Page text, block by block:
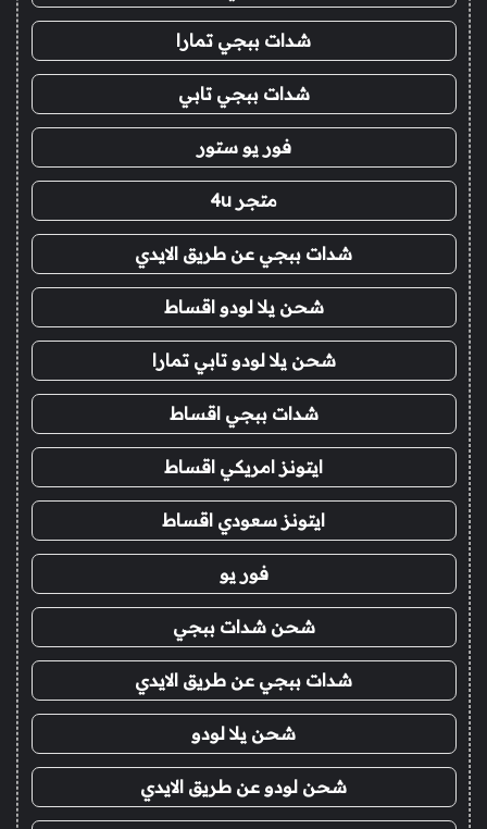
شدات ببجي تمارا
شدات ببجي تابي
فور يو ستور
متجر 4u
شدات ببجي عن طريق الايدي
شحن يلا لودو اقساط
شحن يلا لودو تابي تمارا
شدات ببجي اقساط
ايتونز امريكي اقساط
ايتونز سعودي اقساط
فور يو
شحن شدات ببجي
شدات ببجي عن طريق الايدي
شحن يلا لودو
شحن لودو عن طريق الايدي